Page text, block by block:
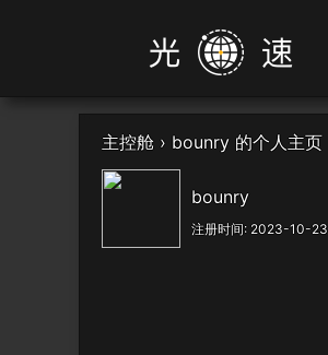
主控舱 › bounry 的个人主页
bounry
注册时间: 2023-10-23